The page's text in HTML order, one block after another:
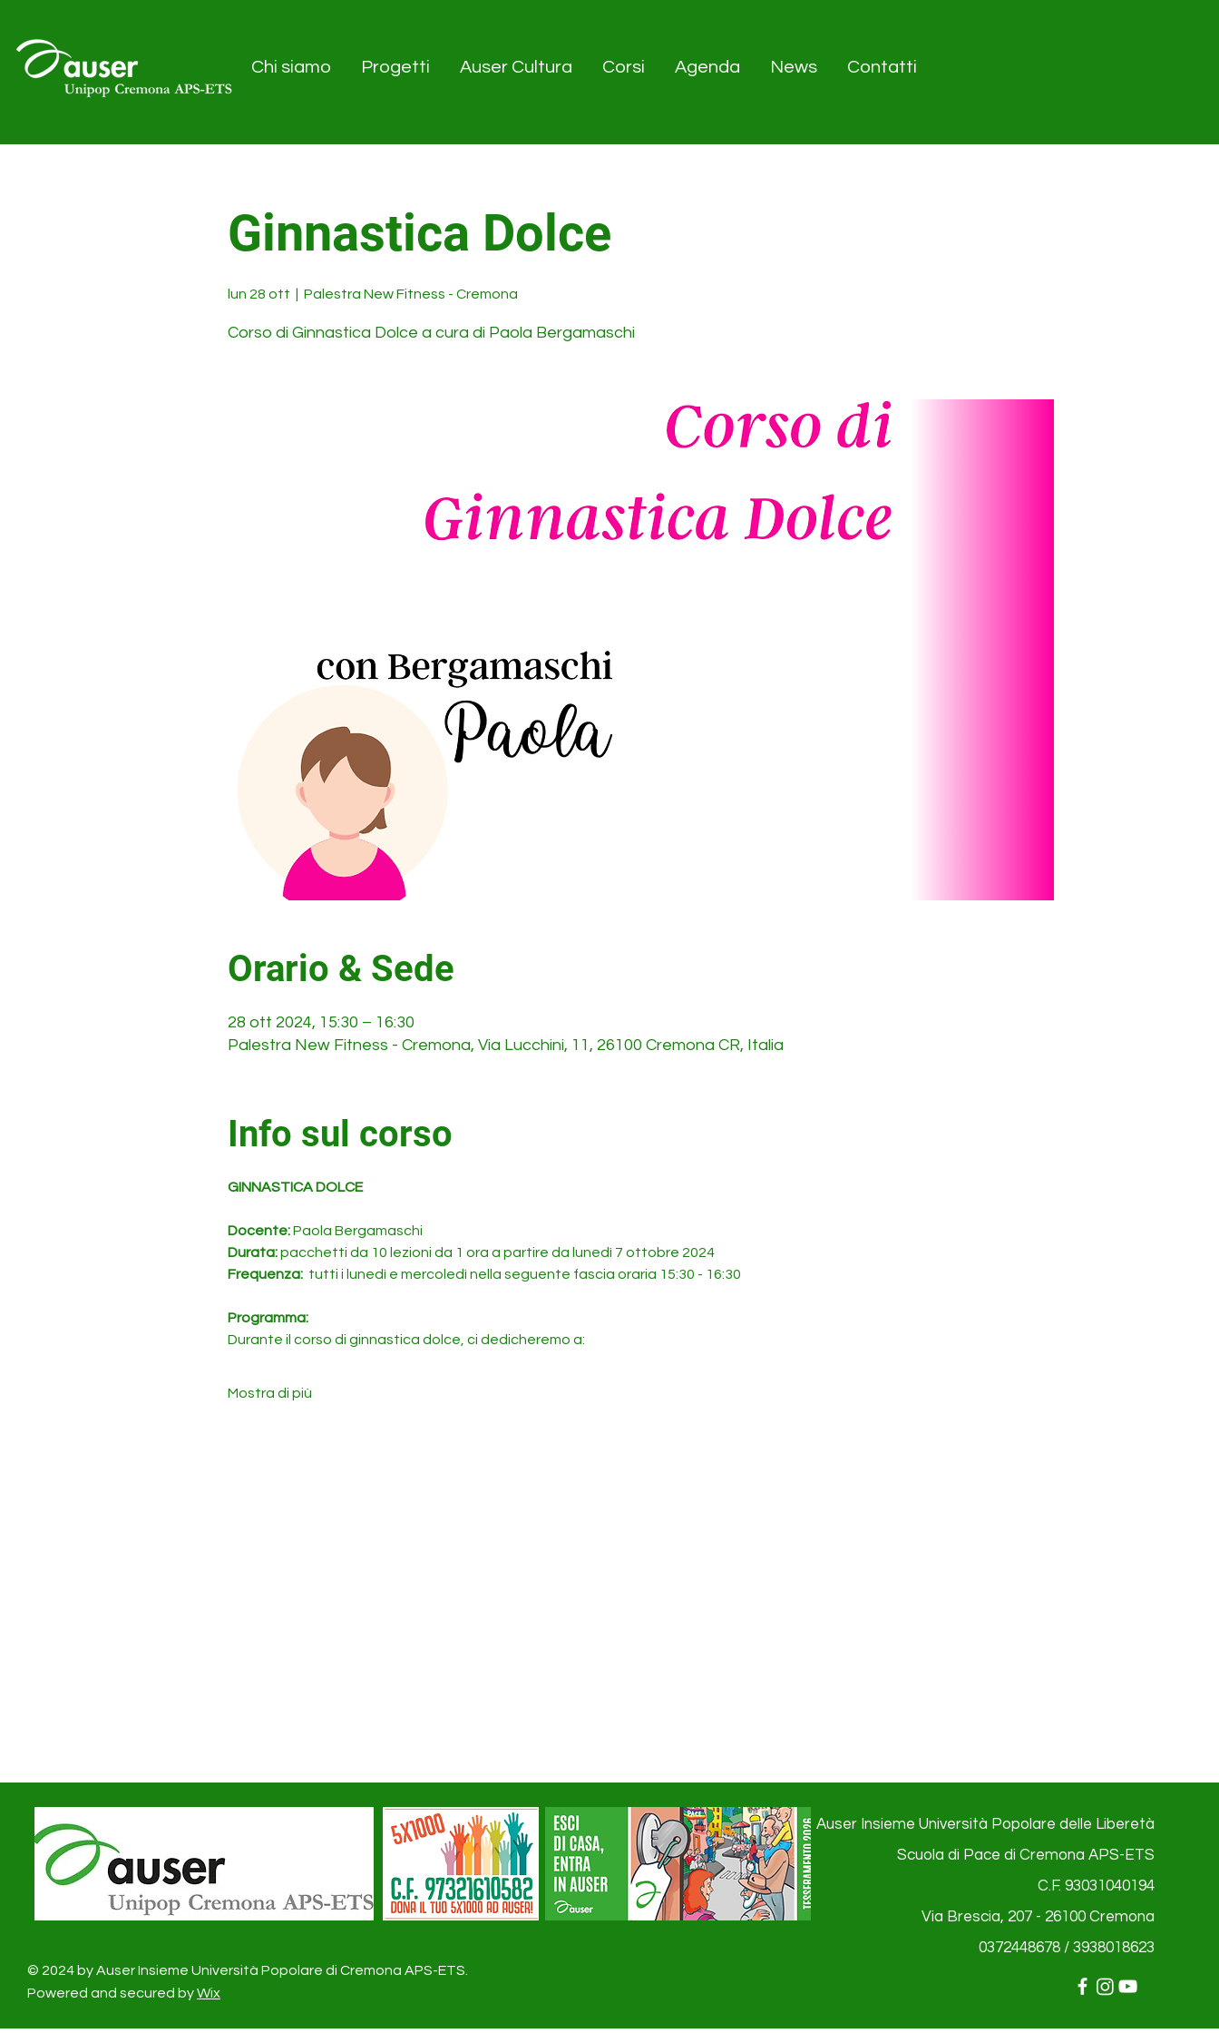
Chi siamo Progetti Auser Cultura Corsi Agenda News Contatti
Ginnastica Dolce
lun 28 ott Palestra New Fitness - Cremona
Corso di Ginnastica Dolce a cura di Paola Bergamaschi
Orario & Sede
28 ott 2024, 15:30 – 16:30
Palestra New Fitness - Cremona, Via Lucchini, 11, 26100 Cremona CR, Italia
Info sul corso
GINNASTICA DOLCE
Docente: Paola Bergamaschi
Durata: pacchetti da 10 lezioni da 1 ora a partire da lunedì 7 ottobre 2024
Frequenza: tutti i lunedì e mercoledì nella seguente fascia oraria 15:30 - 16:30
Programma:
Durante il corso di ginnastica dolce, ci dedicheremo a:
Mostra di più
© 2024 by Auser Insieme Università Popolare di Cremona APS-ETS.
Powered and secured byWix
Auser Insieme Università Popolare delle Liberetà
Scuola di Pace di Cremona APS-ETS
C.F. 93031040194
Via Brescia, 207 - 26100 Cremona
0372448678 / 3938018623